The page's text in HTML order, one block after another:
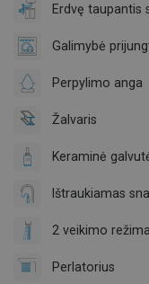
Erdvę taupantis
Galimybė
Perpylimo anga
Žalvaris
Keraminė
Ištraukiamas
2 veikimo
Perlatorius